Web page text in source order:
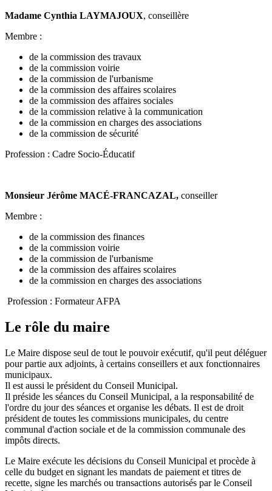
Madame Cynthia LAYMAJOUX, conseillère
Membre :
de la commission des travaux
de la commission voirie
de la commission de l'urbanisme
de la commission des affaires scolaires
de la commission des affaires sociales
de la commission relative à la communication
de la commission en charges des associations
de la commission de sécurité
Profession : Cadre Socio-Éducatif
Monsieur Jérôme MACÉ-FRANCAZAL, conseiller
Membre :
de la commission des finances
de la commission voirie
de la commission de l'urbanisme
de la commission des affaires scolaires
de la commission en charges des associations
Profession : Formateur AFPA
Le rôle du maire
Le Maire dispose seul de tout le pouvoir exécutif, qu'il peut déléguer
pour partie aux adjoints, à certains conseillers et aux fonctionnaires
municipaux.
Il est aussi le président du Conseil Municipal.
Il préside les séances du Conseil Municipal, a la responsabilité de
l'ordre du jour des séances et organise les débats. Il est de droit
président de toutes les commissions municipales, du centre
communal d'action sociale et de la commission communale des
impôts directs.
Le Maire exécute les décisions du Conseil Municipal et procède à
celle du budget en signant les mandats de paiement et titres de
recette, signe les marchés ou transactions autorisés par le Conseil